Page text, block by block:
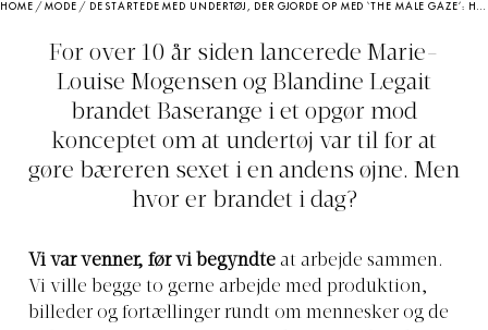
HOME /MODE / DE STARTEDE MED UNDERTØJ, DER GJORDE OP MED ‘THE MALE GAZE’: HER ER BASERANGE I DAG
For over 10 år siden lancerede Marie-
Louise Mogensen og Blandine Legait
brandet Baserange i et opgør mod
konceptet om at undertøj var til for at
gøre bæreren sexet i en andens øjne. Men
hvor er brandet i dag?
Vi var venner, før vi begyndte at arbejde sammen.
Vi ville begge to gerne arbejde med produktion,
billeder og fortællinger rundt om mennesker og de